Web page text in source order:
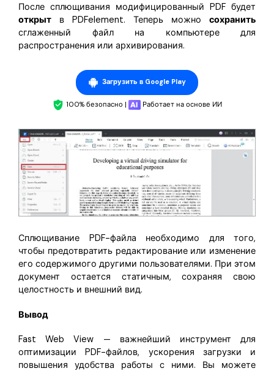
После сплющивания модифицированный PDF будет
открыт в PDFelement. Теперь можно сохранить
сглаженный файл на компьютере для
распространения или архивирования.
Загрузить в Google Play
100% безопасно | Работает на основе ИИ
Сплющивание PDF-файла необходимо для того,
чтобы предотвратить редактирование или изменение
его содержимого другими пользователями. При этом
документ остается статичным, сохраняя свою
целостность и внешний вид.
Вывод
Fast Web View — важнейший инструмент для
оптимизации PDF-файлов, ускорения загрузки и
повышения удобства работы с ними. Вы можете